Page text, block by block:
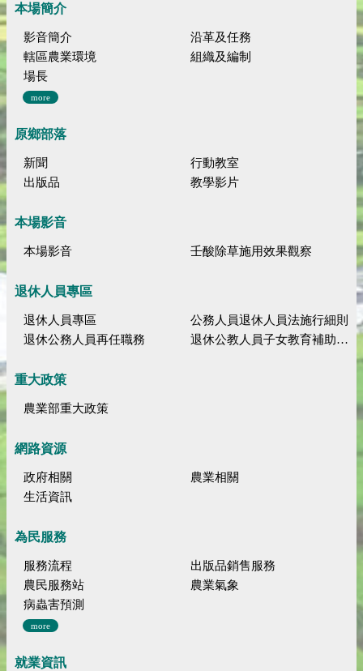
本場簡介
影音簡介
沿革及任務
轄區農業環境
組織及編制
場長
more
原鄉部落
新聞
行動教室
出版品
教學影片
本場影音
本場影音 壬酸除草施用效果觀察
退休人員專區
退休人員專區
公務人員退休人員法施行細則
退休公務人員再任職務
退休公教人員子女教育補助規定
重大政策
農業部重大政策
網路資源
政府相關
農業相關
生活資訊
為民服務
服務流程
出版品銷售服務
農民服務站
農業氣象
病蟲害預測
more
就業資訊